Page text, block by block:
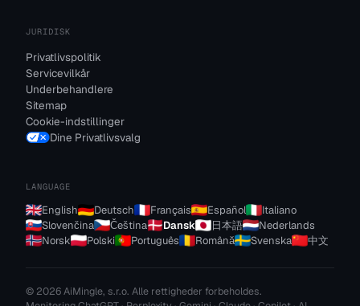
JURIDISK
Privatlivspolitik
Servicevilkår
Underbehandlere
Sitemap
Cookie-indstillinger
Dine Privatlivsvalg
LANGUAGE
English Deutsch Français Español
Italiano
Slovenčina
Čeština Dansk 日本語
Nederlands
Norsk
Polski Português Română Svenska 中文
© 2026 AiMingle, s.r.o. Alle rettigheder forbeholdes.